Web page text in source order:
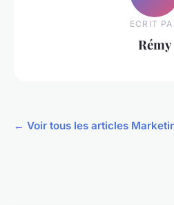
ECRIT
Rémy
← Voir tous les articles